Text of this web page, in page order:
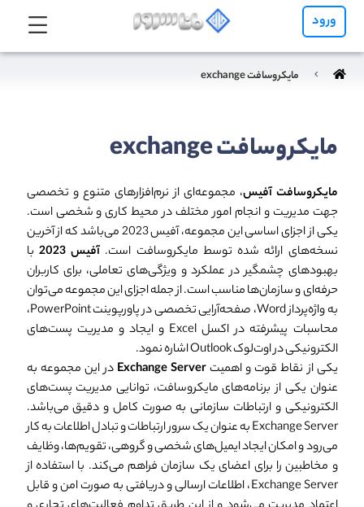
ورود
مایکروسافت exchange
مایکروسافت exchange
مایکروسافت آفیس، مجموعه‌ای از نرم‌افزارهای متنوع و تخصصی
جهت مدیریت و انجام امور مختلف در محیط کاری و شخصی است.
یکی از اجزای اساسی این مجموعه، آفیس 2023 می‌باشد که از آخرین
نسخه‌های ارائه شده توسط مایکروسافت است. آفیس 2023
با
بهبودهای چشمگیر در عملکرد و ویژگی‌های تعاملی، برای کاربران
حرفه‌ای و سازمان‌ها مناسب است. از جمله اجزای این مجموعه می‌توان
به واژه‌پرداز Word، صفحه‌آرایی تخصصی در پاورپوینت PowerPoint،
محاسبات پیشرفته در اکسل Excel و ایجاد و مدیریت پست‌های
الکترونیکی در اوت‌لوک Outlook اشاره نمود.
یکی از نقاط قوت و اهمیتExchange Server در این مجموعه به
عنوان یکی از برنامه‌های مایکروسافت، توانایی مدیریت پست‌های
الکترونیکی و ارتباطات سازمانی به صورت کامل و دقیق می‌باشد.
Exchange Server به عنوان یک سرور ارتباطات و تبادل اطلاعات به کار
می‌رود و امکان ایجاد ایمیل‌های شخصی و گروهی، تقویم‌ها، وظایف
و مخاطبین را برای اعضای یک سازمان فراهم می‌کند. با استفاده از
Exchange Server، اطلاعات ارسالی و دریافتی به صورت امن و قابل